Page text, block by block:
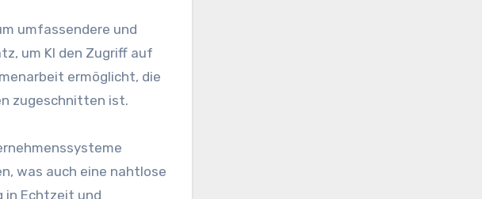
umfassendere und
um KI den Zugriff auf
ermöglicht, die
zugeschnitten ist.
was auch eine nahtlose
in Echtzeit und